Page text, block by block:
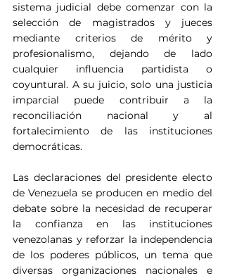
sistema judicial debe comenzar con la
selección de magistrados y jueces
mediante criterios de mérito y
profesionalismo, dejando de lado
cualquier influencia partidista o
coyuntural. A su juicio, solo una justicia
imparcial puede contribuir a la
reconciliación nacional y al
fortalecimiento de las instituciones
democráticas.
Las declaraciones del presidente electo
de Venezuela se producen en medio del
debate sobre la necesidad de recuperar
la confianza en las instituciones
venezolanas y reforzar la independencia
de los poderes públicos, un tema que
diversas organizaciones nacionales e